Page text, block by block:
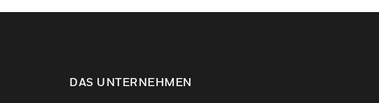
DAS UNTERNEHMEN